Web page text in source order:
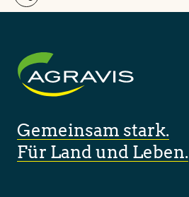
Gemeinsam stark.
Für Land und Leben.